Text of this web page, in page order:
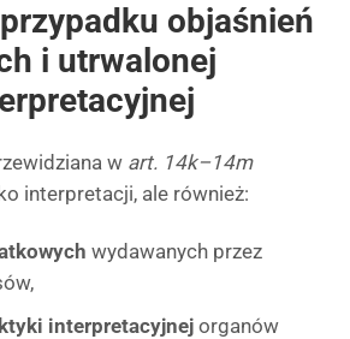
objaśnień
i utrwalonej
w art. 14k–14m
interpretacji, ale również:
wydawanych przez
interpretacyjnej organów